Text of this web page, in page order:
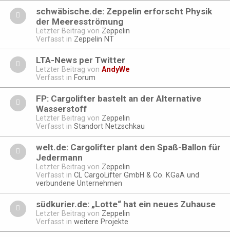
schwäbische.de: Zeppelin erforscht Physik
der Meeresströmung
Letzter Beitrag von Zeppelin
Verfasst in Zeppelin NT
LTA-News per Twitter
Letzter Beitrag von AndyWe
Verfasst in Forum
FP: Cargolifter bastelt an der Alternative
Wasserstoff
Letzter Beitrag von Zeppelin
Verfasst in Standort Netzschkau
welt.de: Cargolifter plant den Spaß-Ballon für
Jedermann
Letzter Beitrag von Zeppelin
Verfasst in CL CargoLifter GmbH & Co. KGaA und
verbundene Unternehmen
südkurier.de: „Lotte“ hat ein neues Zuhause
Letzter Beitrag von Zeppelin
Verfasst in weitere Projekte